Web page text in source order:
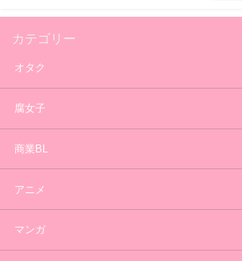
カテゴリー
オタク
腐女子
商業BL
アニメ
マンガ